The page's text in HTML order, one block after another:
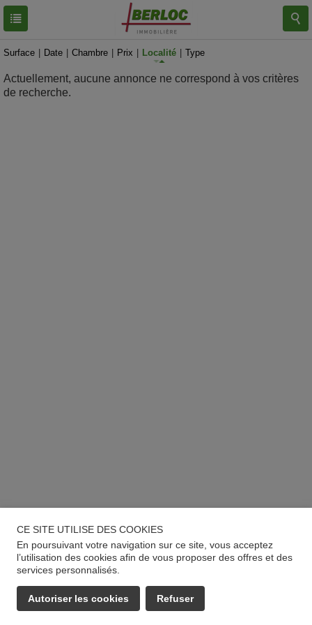
RESULTATS
Surface
Date Chambre Prix Localité Type
Actuellement, aucune annonce ne correspond à vos critères
de recherche.
CE SITE UTILISE DES COOKIES
En poursuivant votre navigation sur ce site, vous acceptez
l’utilisation des cookies afin de vous proposer des offres et des
services personnalisés.
Autoriser les cookies Refuser